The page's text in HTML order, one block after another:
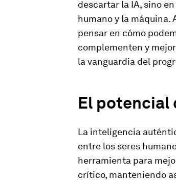
descartar la IA, sino
humano y la máquina.
pensar en cómo
complementen y
la vanguardia del
El potencial
La inteligencia
entre los seres
herramienta para
crítico, manteniendo